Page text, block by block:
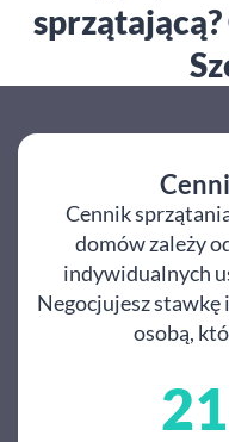
Cennik
domów zależy
indywidualnych
Negocjujesz stawkę
osobą,